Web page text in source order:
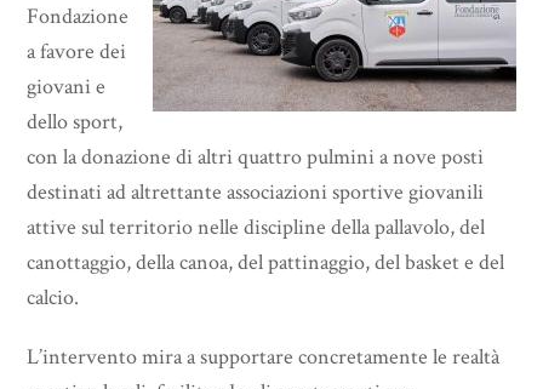
Fondazione
a favore dei
giovani e
dello sport,
con la donazione di altri quattro pulmini a nove posti
destinati ad altrettante associazioni sportive giovanili
attive sul territorio nelle discipline della pallavolo, del
canottaggio, della canoa, del pattinaggio, del basket e del
calcio.
L’intervento mira a supportare concretamente le realtà